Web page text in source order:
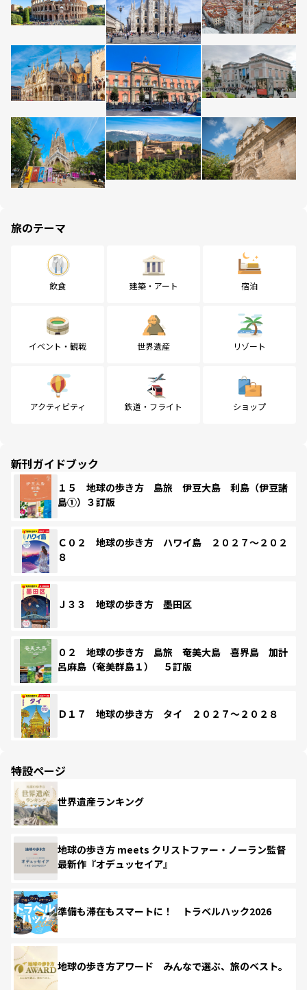
旅のテーマ
飲食 建築・アート 宿泊
イベント・観戦 世界遺産 リゾート
アクティビティ 鉄道・フライト ショップ
新刊ガイドブック
１５ 地球の歩き方 島旅 伊豆大島 利島（伊豆諸
島①）３訂版
Ｃ０２ 地球の歩き方 ハワイ島 ２０２７～２０２
８
Ｊ３３ 地球の歩き方 墨田区
０２ 地球の歩き方 島旅 奄美大島 喜界島 加計
呂麻島（奄美群島１） ５訂版
Ｄ１７ 地球の歩き方 タイ ２０２７～２０２８
特設ページ
世界遺産ランキング
地球の歩き方 meets クリストファー・ノーラン監督
最新作『オデュッセイア』
準備も滞在もスマートに！ トラベルハック2026
地球の歩き方アワード みんなで選ぶ、旅のベスト。